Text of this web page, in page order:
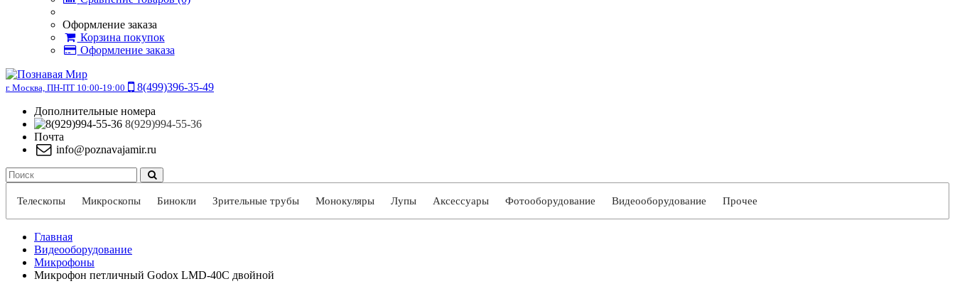
Оформление заказа
Корзина покупок
Оформление заказа
г. Москва, ПН-ПТ 10:00-19:00
8(499)396-35-49
Дополнительные номера
8(929)994-55-36
Почта
info@poznavajamir.ru
Телескопы Микроскопы Бинокли Зрительные трубы Монокуляры Лупы Аксессуары Фотооборудование Видеооборудование Прочее
Главная
Видеооборудование
Микрофоны
Микрофон петличный Godox LMD-40C двойной